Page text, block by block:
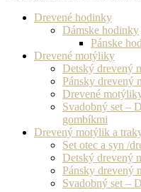
Drevené hodinky
Dámske hodinky
Pánske
Drevené motýliky
Detský drevený
Pánsky drevený
Drevené
Svadobný set –
gombíkmi
Drevený motýlik a
Set otec a syn /
Detský drevený
Pánsky drevený
Svadobný set –